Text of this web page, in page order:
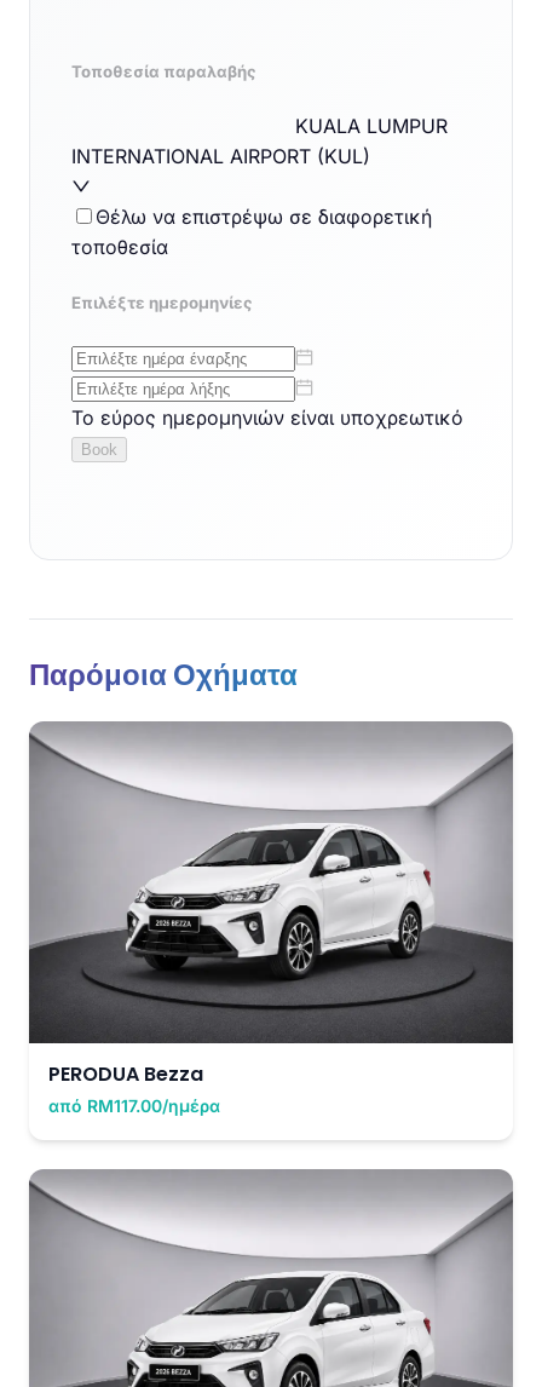
Παρόμοια Οχήματα
PERODUA Bezza
από RM117.00/ημέρα